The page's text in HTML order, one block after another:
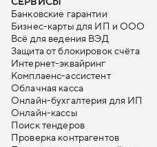
Банковские гарантии
Бизнес-карты для ИП и ООО
Всё для ведения ВЭД
Защита от блокировок счёта
Интернет-эквайринг
Комплаенс-ассистент
Облачная касса
Онлайн-бухгалтерия для ИП
Онлайн-кассы
Поиск тендеров
Проверка контрагентов